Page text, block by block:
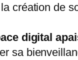
création de
digital
sa